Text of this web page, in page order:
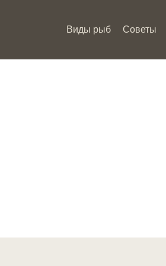
Виды рыб Советы